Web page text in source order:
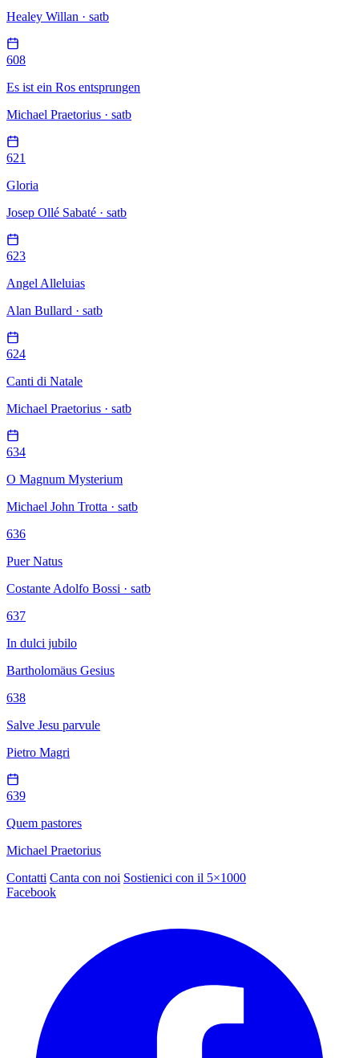
Healey Willan · satb
608
Es ist ein Ros entsprungen
Michael Praetorius · satb
621
Gloria
Josep Ollé Sabaté · satb
623
Angel Alleluias
Alan Bullard · satb
624
Canti di Natale
Michael Praetorius · satb
634
O Magnum Mysterium
Michael John Trotta · satb
636
Puer Natus
Costante Adolfo Bossi · satb
637
In dulci jubilo
Bartholomäus Gesius
638
Salve Jesu parvule
Pietro Magri
639
Quem pastores
Michael Praetorius
Contatti Canta con noi Sostienici con il 5×1000
Facebook